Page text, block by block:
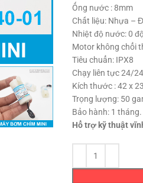
Ống nước : 8mm
Chất liệu: Nhựa –
Nhiệt độ nước: 0
Motor không chổi
Tiêu chuẩn: IPX8
Chạy liên tực 24/
Kích thước : 42 x
Trọng lượng: 50
Bảo hành: 1 tháng.
Hổ trợ kỹ thuật